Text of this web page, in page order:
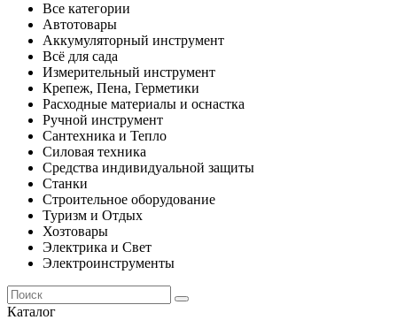
Все категории
Автотовары
Аккумуляторный инструмент
Всё для сада
Измерительный инструмент
Крепеж, Пена, Герметики
Расходные материалы и оснастка
Ручной инструмент
Сантехника и Тепло
Силовая техника
Средства индивидуальной защиты
Станки
Строительное оборудование
Туризм и Отдых
Хозтовары
Электрика и Свет
Электроинструменты
Каталог